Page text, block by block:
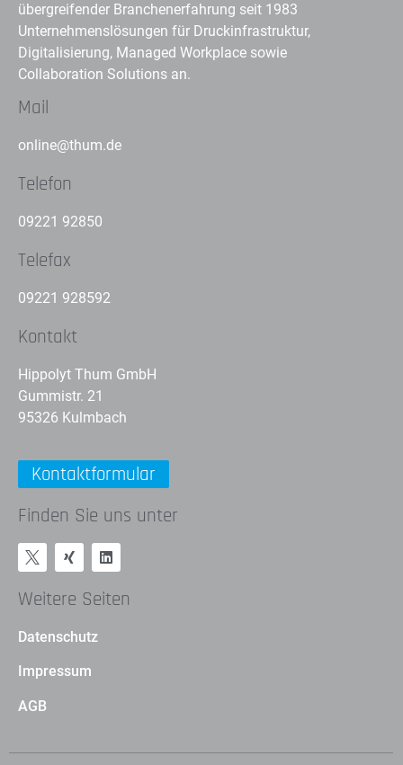
übergreifender Branchenerfahrung seit 1983
Unternehmenslösungen für Druckinfrastruktur,
Digitalisierung, Managed Workplace sowie
Collaboration Solutions an.
Mail
online@thum.de
Telefon
09221 92850
Telefax
09221 928592
Kontakt
Hippolyt Thum GmbH
Gummistr. 21
95326 Kulmbach
Kontaktformular
Finden Sie uns unter
Weitere Seiten
Datenschutz
Impressum
AGB